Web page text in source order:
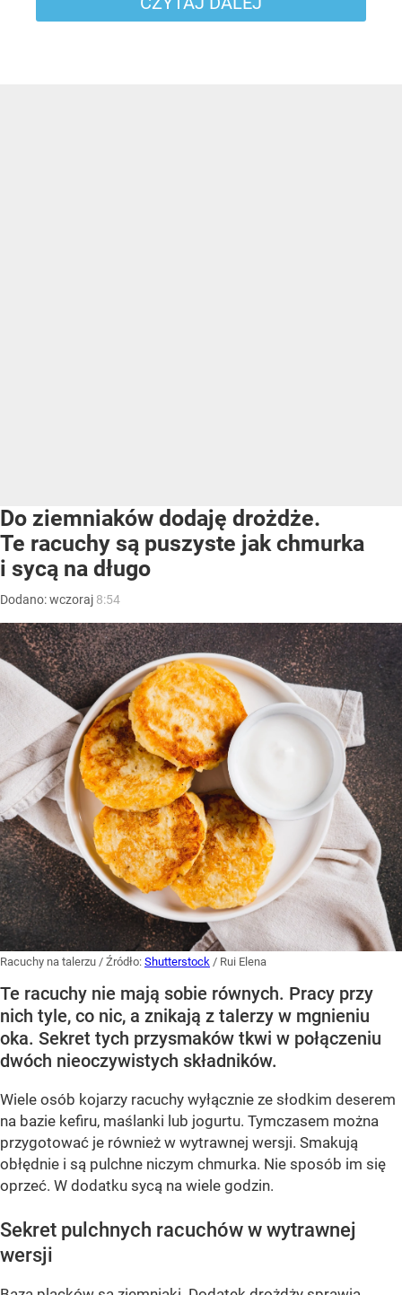
Do ziemniaków dodaję drożdże.
Te racuchy są puszyste jak chmurka
i sycą na długo
Dodano:wczoraj 8:54
Racuchy na talerzu / Źródło: Shutterstock / Rui Elena
Te racuchy nie mają sobie równych. Pracy przy
nich tyle, co nic, a znikają z talerzy w mgnieniu
oka. Sekret tych przysmaków tkwi w połączeniu
dwóch nieoczywistych składników.
Wiele osób kojarzy racuchy wyłącznie ze słodkim deserem
na bazie kefiru, maślanki lub jogurtu. Tymczasem można
przygotować je również w wytrawnej wersji. Smakują
obłędnie i są pulchne niczym chmurka. Nie sposób im się
oprzeć. W dodatku sycą na wiele godzin.
Sekret pulchnych racuchów w wytrawnej
wersji